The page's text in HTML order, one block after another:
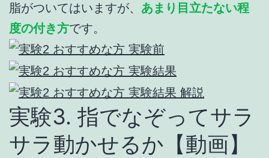
脂がついてはいますが、 あまり目立たない程
度の付き方です。
実験3. 指でなぞってサラ
サラ動かせるか【動画】